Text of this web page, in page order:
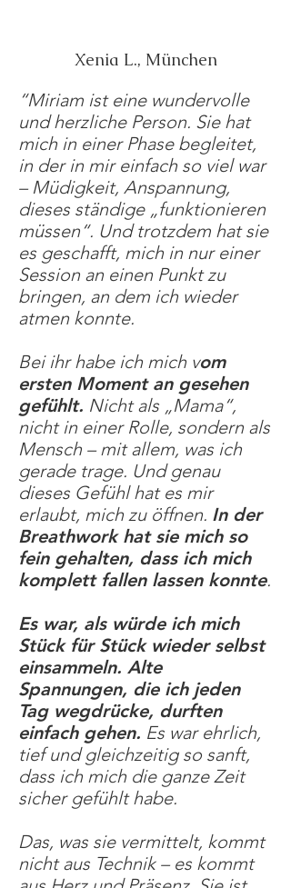
Xenia L., München
“Miriam ist eine wundervolle
und herzliche Person. Sie hat
mich in einer Phase begleitet,
in der in mir einfach so viel war
– Müdigkeit, Anspannung,
dieses ständige „funktionieren
müssen“. Und trotzdem hat sie
es geschafft, mich in nur einer
Session an einen Punkt zu
bringen, an dem ich wieder
atmen konnte.
Bei ihr habe ich mich vom
ersten Moment an gesehen
gefühlt. Nicht als „Mama“,
nicht in einer Rolle, sondern als
Mensch – mit allem, was ich
gerade trage. Und genau
dieses Gefühl hat es mir
erlaubt, mich zu öffnen. In der
Breathwork hat sie mich so
fein gehalten, dass ich mich
komplett fallen lassen konnte.
Es war, als würde ich mich
Stück für Stück wieder selbst
einsammeln. Alte
Spannungen, die ich jeden
Tag wegdrücke, durften
einfach gehen. Es war ehrlich,
tief und gleichzeitig so sanft,
dass ich mich die ganze Zeit
sicher gefühlt habe.
Das, was sie vermittelt, kommt
nicht aus Technik – es kommt